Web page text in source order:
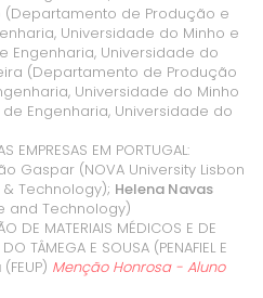
(Departamento de Produção e
Universidade do Minho e
Engenharia, Universidade do
(Departamento de Produção
Universidade do Minho
de Engenharia, Universidade do
EMPRESAS EM PORTUGAL:
Gaspar (NOVA University Lisbon
Technology); Helena Navas
and Technology)
DE MATERIAIS MÉDICOS E DE
TÂMEGA E SOUSA (PENAFIEL E
(FEUP) Menção Honrosa - Aluno